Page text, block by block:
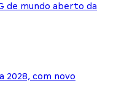
de mundo aberto da
2028, com novo